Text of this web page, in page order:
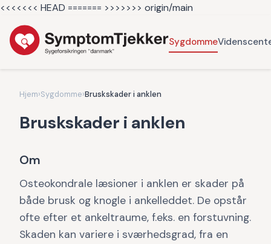
<<<<<<< HEAD ======= >>>>>>> origin/main
Sygdomme
Hjem›Sygdomme›Bruskskader i anklen
Bruskskader i anklen
Om
Osteokondrale læsioner i anklen er skader på
både brusk og knogle i ankelleddet. De opstår
ofte efter et ankeltraume, f.eks. en forstuvning.
Skaden kan variere i sværhedsgrad, fra en